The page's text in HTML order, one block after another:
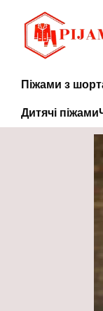
Перейти до
Піжами з
Дитячі піжами